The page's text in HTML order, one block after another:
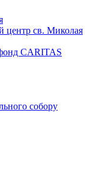
центр св. Миколая
CARITAS
собору